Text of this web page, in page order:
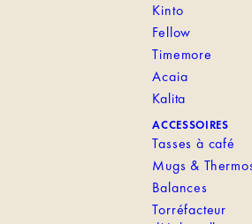
Kinto
Fellow
Timemore
Acaia
Kalita
ACCESSOIRES
Tasses à café
Mugs &
Balances
Torréfacteur